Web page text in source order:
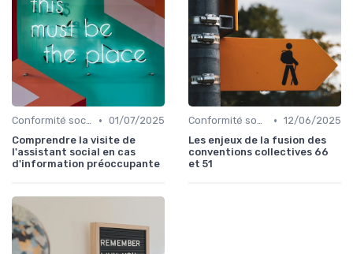
Conformité sociale & droit du travail • 01/07/2025
Comprendre la visite de
l'assistant social en cas
d'information préoccupante
Conformité sociale & droit du travail • 12/06/2025
Les enjeux de la fusion des
conventions collectives 66
et 51